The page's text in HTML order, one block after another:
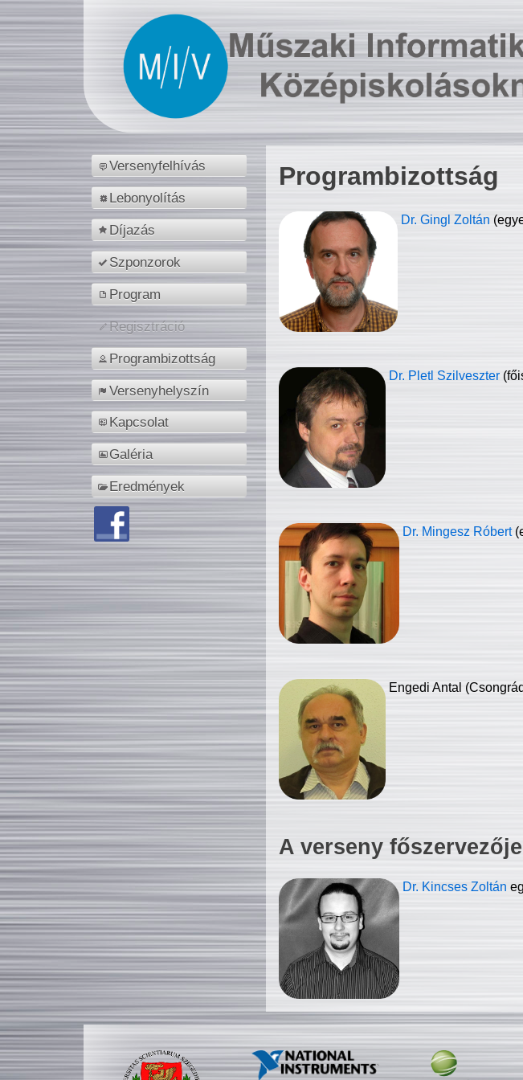
Versenyfelhívás
Lebonyolítás
Díjazás
Szponzorok
Program
Regisztráció
Programbizottság
Versenyhelyszín
Kapcsolat
Galéria
Eredmények
Programbizottság
Dr. Gingl Zoltán
Dr. Pletl Szilveszter
Dr. Mingesz Róbert
Engedi Antal
A verseny főszervezője
Dr. Kincses Zoltán